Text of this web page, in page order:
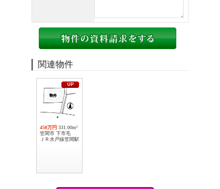
関連物件
UP
450万円 331.00m²
笠間市 下市毛
ＪＲ水戸線笠間駅